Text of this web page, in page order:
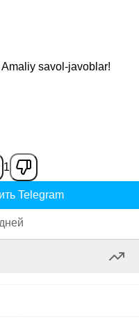
savol-javoblar!
1
Telegram